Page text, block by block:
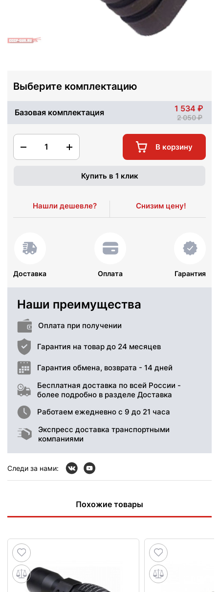
Выберите комплектацию
Базовая комплектация 1 534
2 050
1 В корзину
Купить в 1 клик
Нашли дешевле? Снизим цену!
Доставка Оплата Гарантия
Наши преимущества
Оплата при получении
Гарантия на товар до 24 месяцев
Гарантия обмена, возврата - 14 дней
Бесплатная доставка по всей России -
более подробно в разделе Доставка
Работаем ежедневно с 9 до 21 часа
Экспресс доставка транспортными
компаниями
Следи за нами:
Похожие товары